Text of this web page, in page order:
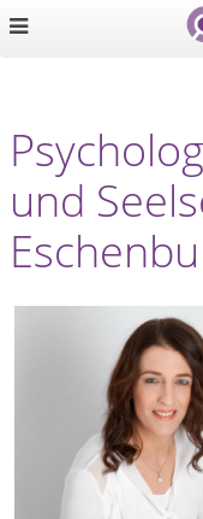
und